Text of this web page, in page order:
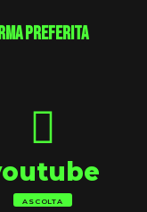
preferita
ASCOLTA